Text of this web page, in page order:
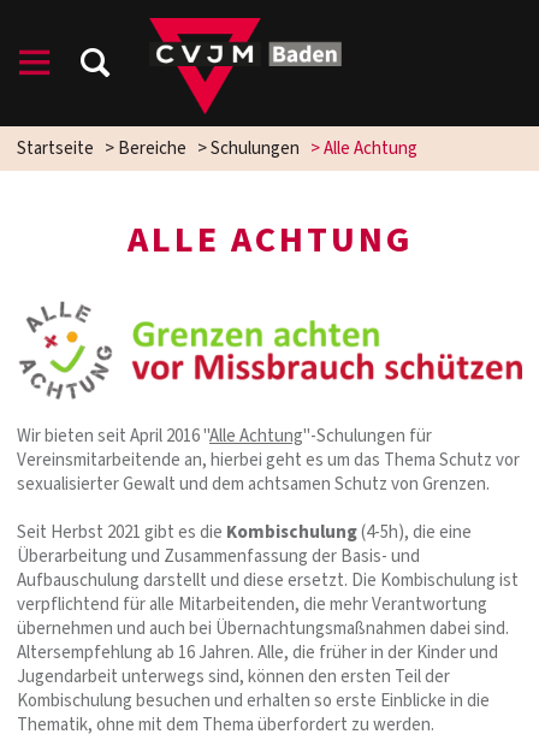
Startseite >Bereiche >Schulungen >Alle Achtung
ALLE ACHTUNG
Wir bieten seit April 2016 "Alle Achtung"-Schulungen für
Vereinsmitarbeitende an, hierbei geht es um das Thema Schutz vor
sexualisierter Gewalt und dem achtsamen Schutz von Grenzen.
Seit Herbst 2021 gibt es die Kombischulung(4-5h), die eine
Überarbeitung und Zusammenfassung der Basis- und
Aufbauschulung darstellt und diese ersetzt. Die Kombischulung ist
verpflichtend für alle Mitarbeitenden, die mehr Verantwortung
übernehmen und auch bei Übernachtungsmaßnahmen dabei sind.
Altersempfehlung ab 16 Jahren. Alle, die früher in der Kinder und
Jugendarbeit unterwegs sind, können den ersten Teil der
Kombischulung besuchen und erhalten so erste Einblicke in die
Thematik, ohne mit dem Thema überfordert zu werden.